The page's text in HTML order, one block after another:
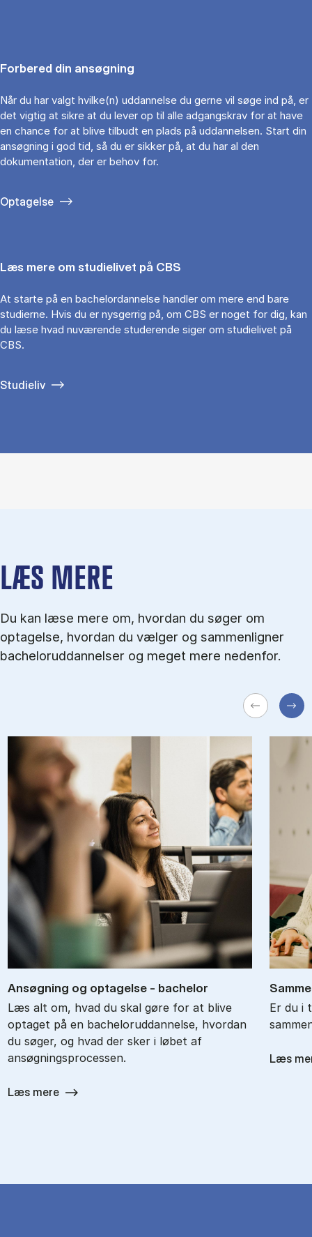
Forbered din ansøgning
Når du har valgt hvilke(n) uddannelse du gerne vil søge ind på, er
det vigtig at sikre at du lever op til alle adgangskrav for at have
en chance for at blive tilbudt en plads på uddannelsen. Start din
ansøgning i god tid, så du er sikker på, at du har al den
dokumentation, der er behov for.
Optagelse
Læs mere om studielivet på CBS
At starte på en bachelordannelse handler om mere end bare
studierne. Hvis du er nysgerrig på, om CBS er noget for dig, kan
du læse hvad nuværende studerende siger om studielivet på
CBS.
Studieliv
LÆS MERE
Du kan læse mere om, hvordan du søger om
optagelse, hvordan du vælger og sammenligner
bacheloruddannelser og meget mere nedenfor.
An­søg­ning og op­ta­gel­se - ba­chel­or
Læs alt om, hvad du skal gøre for at blive
optaget på en bacheloruddannelse, hvordan
du søger, og hvad der sker i løbet af
ansøgningsprocessen.
Læs mere
Er du i
Læs